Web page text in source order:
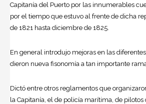
Capitanía del Puerto por las innumerables
por el tiempo que estuvo al frente de dicha
de 1821 hasta diciembre de 1825.
En general introdujo mejoras en las
dieron nueva fisonomía a tan importante
Dictó entre otros reglamentos que
la Capitanía, el de policía marítima, de pilotos